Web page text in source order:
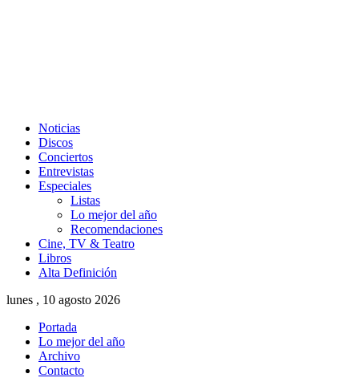
Noticias
Discos
Conciertos
Entrevistas
Especiales
Listas
Lo mejor del año
Recomendaciones
Cine, TV & Teatro
Libros
Alta Definición
lunes , 10 agosto 2026
Portada
Lo mejor del año
Archivo
Contacto